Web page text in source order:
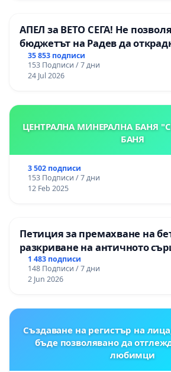
АПЕЛ за ВЕТО СЕГА! Не
бюджетът на Радев да
правата ни в тъмното
35 853 подписи
153 Подписи / 7 дни
24 Jul 2026
ЦЕНТРАЛНА МИНЕРАЛНА БАНЯ
БАНЯ
3 502 подписи
153 Подписи / 7 дни
12 Feb 2025
Петиция за премахване на
разкриване на античното
Могиланската могила във
1 483 подписи
148 Подписи / 7 дни
2 Jun 2026
Създаване на регистър на
бъде позволявано да
любимци